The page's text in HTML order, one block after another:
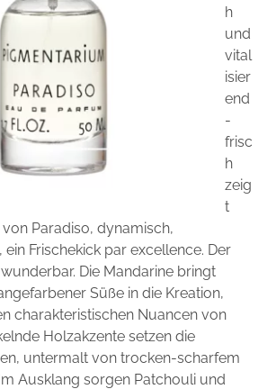
h
und
vital
isier
end
-
frisc
h
zeig
t
Paradiso, dynamisch,
Frischekick par excellence. Der
Die Mandarine bringt
Süße in die Kreation,
charakteristischen Nuancen von
Holzakzente setzen die
untermalt von trocken-scharfem
Ausklang sorgen Patchouli und